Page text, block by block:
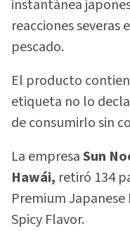
instantánea
reacciones severas
pescado.
El producto
etiqueta no lo
de consumirlo sin
La empresaSun
Hawái, retiró 134
Premium Japanese
Spicy Flavor.